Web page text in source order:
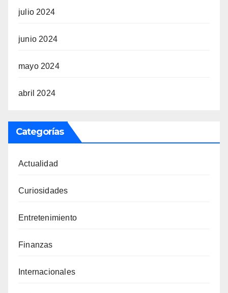
julio 2024
junio 2024
mayo 2024
abril 2024
Categorías
Actualidad
Curiosidades
Entretenimiento
Finanzas
Internacionales